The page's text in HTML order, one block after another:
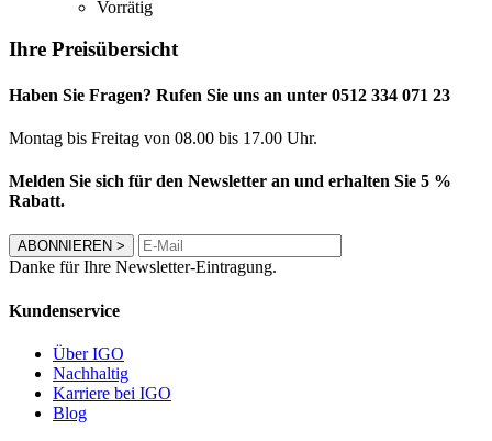
Vorrätig
Ihre Preisübersicht
Haben Sie Fragen? Rufen Sie uns an unter 0512 334 071 23
Montag bis Freitag von 08.00 bis 17.00 Uhr.
Melden Sie sich für den Newsletter an und erhalten Sie 5 %
Rabatt.
ABONNIEREN >
Danke für Ihre Newsletter-Eintragung.
Kundenservice
Über IGO
Nachhaltig
Karriere bei IGO
Blog